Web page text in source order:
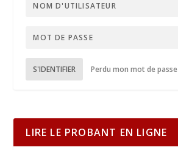
S'IDENTIFIER Perdu mon mot de passe
LIRE LE PROBANT EN LIGNE